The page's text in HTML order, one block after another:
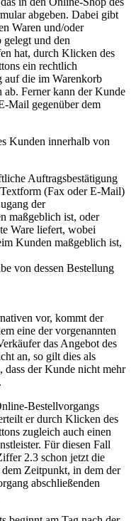
abgeben. Dabei gibt
Waren und/oder
und den
hat, durch Klicken des
ein rechtlich
auf die im Warenkorb
ab. Ferner kann der Kunde
Mail gegenüber dem
Kunden innerhalb von
Auftragsbestätigung
(Fax oder E-Mail)
der
maßgeblich ist, oder
Ware liefert, wobei
Kunden maßgeblich ist,
von dessen Bestellung
vor, kommt der
eine der vorgenannten
das Angebot des
an, so gilt dies als
dass der Kunde nicht mehr
Bestellvorgangs
er durch Klicken des
zugleich auch einen
Für diesen Fall
2.3 schon jetzt die
Zeitpunkt, in dem der
abschließenden